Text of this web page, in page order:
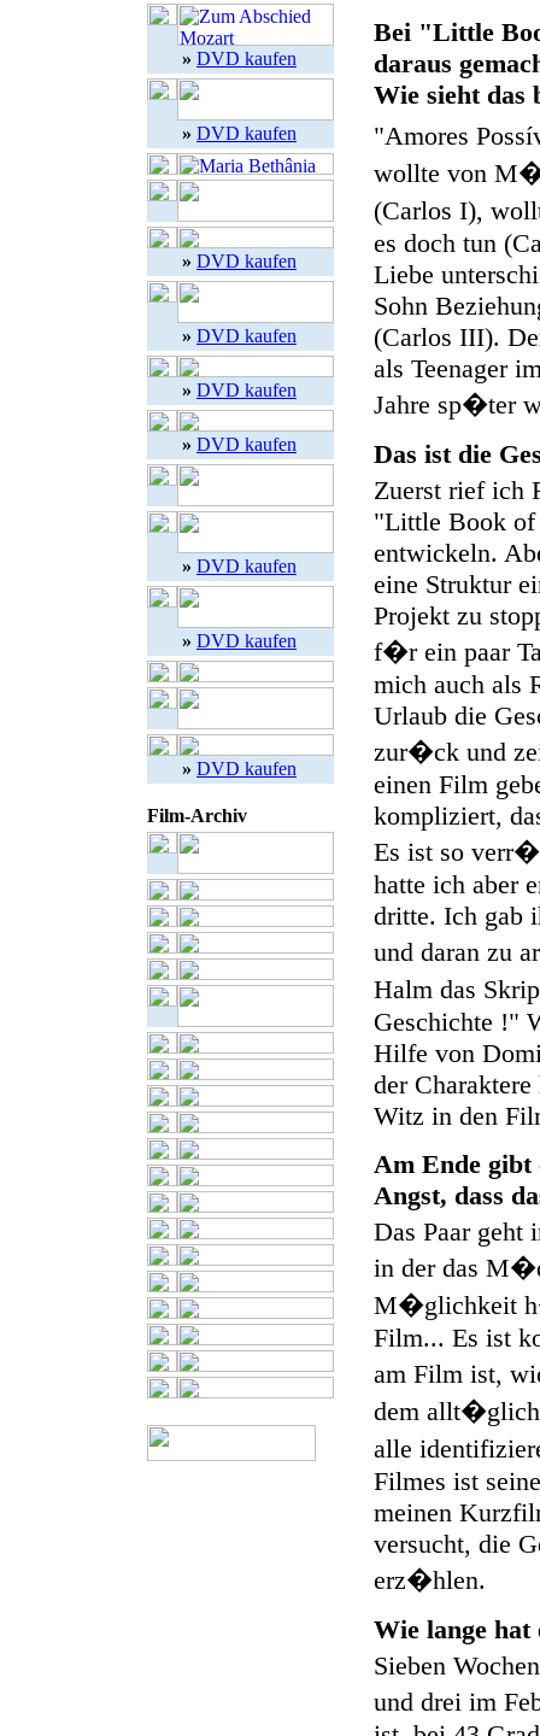
» DVD kaufen
» DVD kaufen
» DVD kaufen
» DVD kaufen
» DVD kaufen
» DVD kaufen
» DVD kaufen
» DVD kaufen
» DVD kaufen
Film-Archiv
Bei "Little
daraus
Wie sieht das
"Amores
wollte von
(Carlos I),
es doch tun
Liebe
Sohn
(Carlos III).
als Teenager
Jahre sp�ter
Das ist die
Zuerst rief ich
"Little Book of
entwickeln.
eine Struktur
Projekt zu
f�r ein paar
mich auch als
Urlaub die
zur�ck und
einen Film
kompliziert,
Es ist so
hatte ich aber
dritte. Ich gab
und daran zu
Halm das
Geschichte !"
Hilfe von
der
Witz in den
Am Ende gibt
Angst, dass
Das Paar geht
in der das
M�glichkeit
Film... Es ist
am Film ist,
dem
alle
Filmes ist
meinen
versucht, die
erz�hlen.
Wie lange hat
Sieben
und drei im